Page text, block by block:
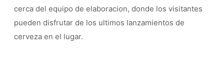
cerca del equipo de elaboracion, donde los visitantes
pueden disfrutar de los ultimos lanzamientos de
cerveza en el lugar.